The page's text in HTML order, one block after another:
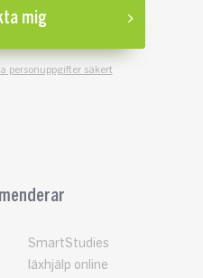
mig
personuppgifter säkert
SmartStudies
läxhjälp online